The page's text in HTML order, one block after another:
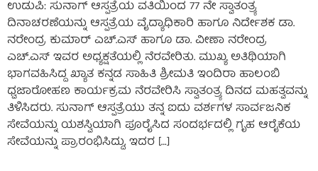
ಉಡುಪಿ: ಸುನಾಗ್ ಆಸ್ಪತ್ರೆಯ ವತಿಯಿಂದ 77 ನೇ ಸ್ವಾತಂತ್ರ್ಯ
ದಿನಾಚರಣೆಯನ್ನು ಆಸ್ಪತ್ರೆಯ ವೈದ್ಯಾಧಿಕಾರಿ ಹಾಗೂ ನಿರ್ದೇಶಕ ಡಾ.
ನರೇಂದ್ರ ಕುಮಾರ್ ಎಚ್.ಎಸ್ ಹಾಗೂ ಡಾ. ವೀಣಾ ನರೇಂದ್ರ
ಎಚ್.ಎಸ್ ಇವರ ಅಧ್ಯಕ್ಷತೆಯಲ್ಲಿ ನೆರವೇರಿತು. ಮುಖ್ಯ ಅತಿಥಿಯಾಗಿ
ಭಾಗವಹಿಸಿದ್ದ ಖ್ಯಾತ ಕನ್ನಡ ಸಾಹಿತಿ ಶ್ರೀಮತಿ ಇಂದಿರಾ ಹಾಲಂಬಿ
ಧ್ವಜಾರೋಹಣ ಕಾರ್ಯಕ್ರಮ ನೆರವೇರಿಸಿ ಸ್ವಾತಂತ್ರ್ಯ ದಿನದ ಮಹತ್ವವನ್ನು
ತಿಳಿಸಿದರು. ಸುನಾಗ್ ಆಸ್ಪತ್ರೆಯು ತನ್ನ ಐದು ವರ್ಶಗಳ ಸಾರ್ವಜನಿಕ
ಸೇವೆಯನ್ನು ಯಶಸ್ವಿಯಾಗಿ ಪೂರೈಸಿದ ಸಂದರ್ಭದಲ್ಲಿ ಗೃಹ ಆರೈಕೆಯ
ಸೇವೆಯನ್ನು ಪ್ರಾರಂಭಿಸಿದ್ದು, ಇದರ […]